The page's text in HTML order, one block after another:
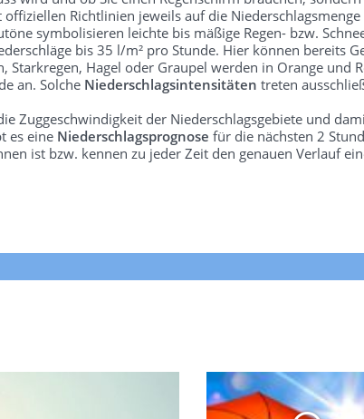
Richtlinien jeweils auf die
symbolisieren leichte bis mäßige Regen- bzw.
bis 35 l/m² pro Stunde. Hier können bereits
Starkregen, Hagel oder Graupel werden in Orange und
an. Solche Niederschlagsintensitäten treten
Zuggeschwindigkeit der Niederschlagsgebiete und
es eine Niederschlagsprognose für die nächsten 2
ist bzw. kennen zu jeder Zeit den genauen Verlauf